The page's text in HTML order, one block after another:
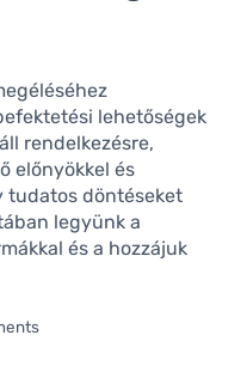
lehetőségek
rendelkezésre,
előnyökkel és
tudatos döntéseket
legyünk a
és a hozzájuk